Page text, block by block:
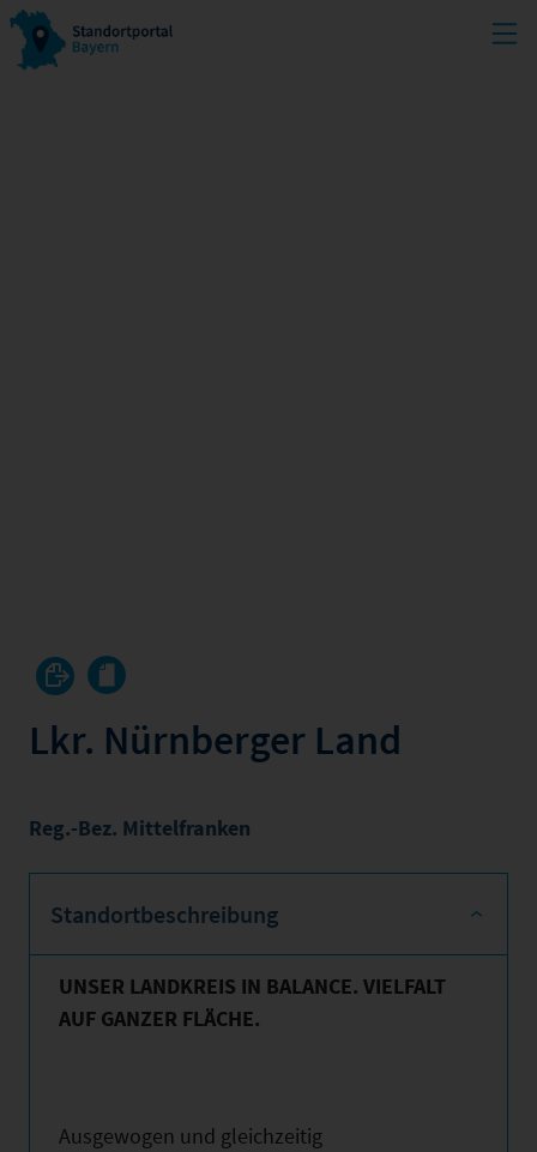
Lkr. Nürnberger Land
Reg.-Bez. Mittelfranken
Standortbeschreibung
UNSER LANDKREIS IN BALANCE. VIELFALT
AUF GANZER FLÄCHE.
Ausgewogen und gleichzeitig